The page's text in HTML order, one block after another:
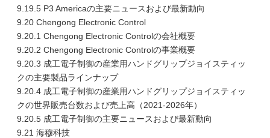
9.19.5 P3 Americaの主要ニュースおよび最新動向
9.20 Chengong Electronic Control
9.20.1 Chengong Electronic Controlの会社概要
9.20.2 Chengong Electronic Controlの事業概要
9.20.3 成工電子制御の産業用ハンドグリップジョイスティッ
クの主要製品ラインナップ
9.20.4 成工電子制御の産業用ハンドグリップジョイスティッ
クの世界販売台数および売上高（2021-2026年）
9.20.5 成工電子制御の主要ニュースおよび最新動向
9.21 海穆科技